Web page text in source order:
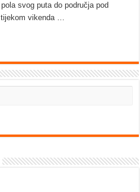
svog puta do područja pod
vikenda …